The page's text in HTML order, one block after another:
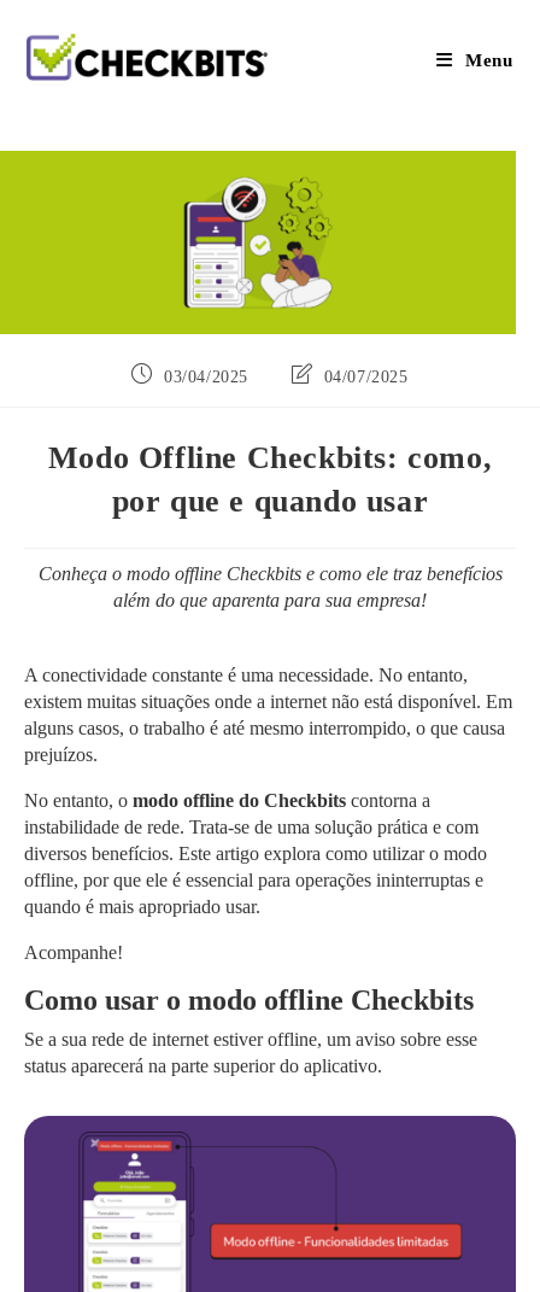
para
conteúdo
Menu
Post 03/04/2025
Última04/07/2025
Modo Offline Checkbits: como,
por que e quando usar
Conheça o modo offline Checkbits e como ele traz benefícios
além do que aparenta para sua empresa!
A conectividade constante é uma necessidade. No entanto,
existem muitas situações onde a internet não está disponível. Em
alguns casos, o trabalho é até mesmo interrompido, o que causa
prejuízos.
No entanto, o modo offline do Checkbits contorna a
instabilidade de rede. Trata-se de uma solução prática e com
diversos benefícios. Este artigo explora como utilizar o modo
offline, por que ele é essencial para operações ininterruptas e
quando é mais apropriado usar.
Acompanhe!
Como usar o modo offline Checkbits
Se a sua rede de internet estiver offline, um aviso sobre esse
status aparecerá na parte superior do aplicativo.